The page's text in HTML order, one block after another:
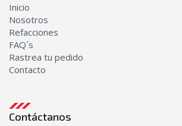
Inicio
Nosotros
Refacciones
FAQ´s
Rastrea tu pedido
Contacto
Contáctanos